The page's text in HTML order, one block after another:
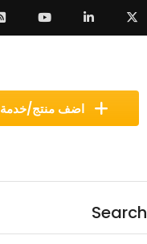
اضف منتج/خدمة
Search